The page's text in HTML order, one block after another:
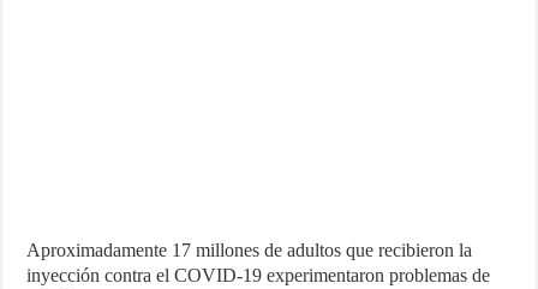
Aproximadamente 17 millones de adultos que recibieron la
inyección contra el COVID-19 experimentaron problemas de